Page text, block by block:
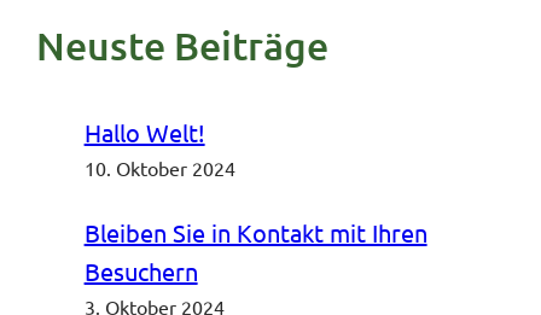
Neuste Beiträge
Hallo Welt!
10. Oktober 2024
Bleiben Sie in Kontakt mit Ihren
Besuchern
3. Oktober 2024